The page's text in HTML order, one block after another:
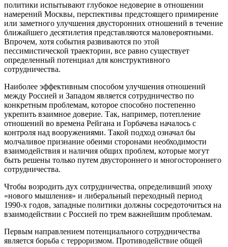
политики испытывают глубокое недоверие в отношении
намерений Москвы, перспективы предстоящего примирение
или заметного улучшения двусторонних отношений в течение
ближайшего десятилетия представляются маловероятными.
Впрочем, хотя события развиваются по этой
пессимистической траектории, все равно существует
определенный потенциал для конструктивного
сотрудничества.
Наиболее эффективным способом улучшения отношений
между Россией и Западом является сотрудничество по
конкретным проблемам, которое способно постепенно
укрепить взаимное доверие. Так, например, потепление
отношений во времена Рейгана и Горбачева началось с
контроля над вооружениями. Такой подход означал бы
молчаливое признание обеими сторонами необходимости
взаимодействия и наличия общих проблем, которые могут
быть решены только путем двустороннего и многостороннего
сотрудничества.
Чтобы возродить дух сотрудничества, определивший эпоху
«нового мышления» и либеральный переходный период
1990-х годов, западные политики должны сосредоточиться на
взаимодействии с Россией по трем важнейшим проблемам.
Первым направлением потенциального сотрудничества
является борьба с терроризмом. Противодействие общей